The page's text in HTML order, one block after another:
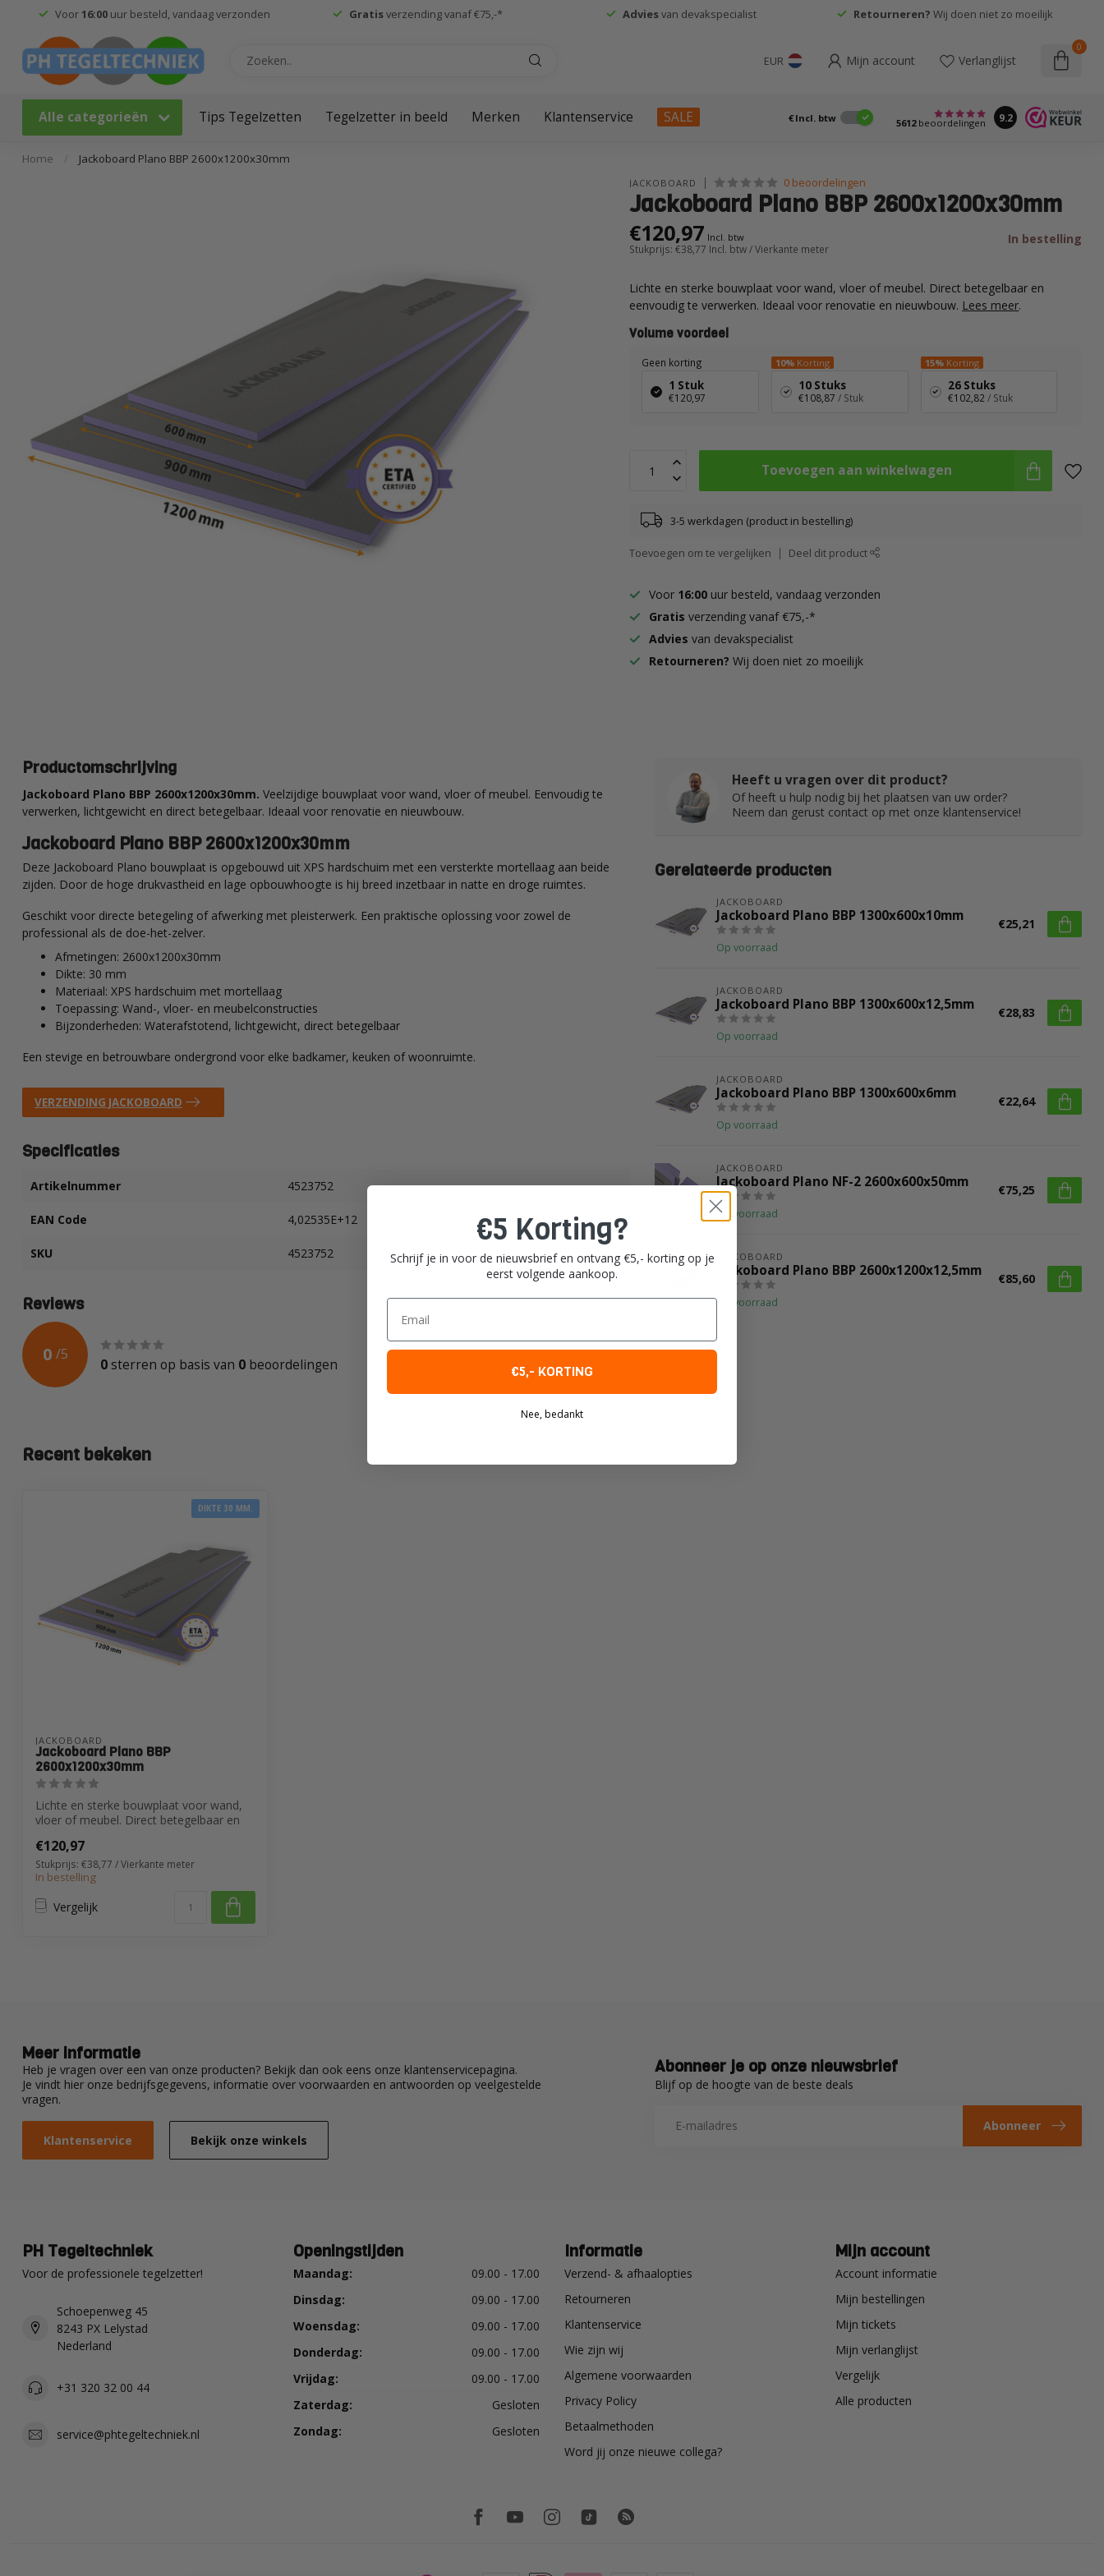
Voor16:00uur besteld, vandaag verzonden Gratisverzending vanaf €75,-* Adviesvan devakspecialist Retourneren? Wij doen niet zo moeilijk
EUR Mijn account Verlanglijst
0
Alle categorieën Tips Tegelzetten Tegelzetter in beeld Merken Klantenservice SALE € Incl. btw 5612beoordelingen 9.2
Home / Jackoboard Plano BBP 2600x1200x30mm
JACKOBOARD 0 beoordelingen
Jackoboard Plano BBP 2600x1200x30mm
€120,97 Incl. btw
Stukprijs: €38,77 Incl. btw/ Vierkante meter
In bestelling
Lichte en sterke bouwplaat voor wand, vloer of meubel. Direct betegelbaar en
eenvoudig te verwerken. Ideaal voor renovatie en nieuwbouw. Lees meer.
Volume voordeel
Geen korting
1 Stuk
€120,97
10% Korting
10 Stuks
€108,87 / Stuk
15%Korting
26 Stuks
€102,82/ Stuk
Toevoegen aan winkelwagen
3-5 werkdagen (product in bestelling)
Toevoegen om te vergelijken Deel dit product
Voor 16:00 uur besteld, vandaag verzonden
Gratis verzending vanaf €75,-*
Advies van devakspecialist
Retourneren?Wij doen niet zo moeilijk
Productomschrijving
Jackoboard Plano BBP 2600x1200x30mm. Veelzijdige bouwplaat voor wand, vloer of meubel. Eenvoudig te
verwerken, lichtgewicht en direct betegelbaar. Ideaal voor renovatie en nieuwbouw.
Jackoboard Plano BBP 2600x1200x30mm
Deze Jackoboard Plano bouwplaat is opgebouwd uit XPS hardschuim met een versterkte mortellaag aan beide
zijden. Door de hoge drukvastheid en lage opbouwhoogte is hij breed inzetbaar in natte en droge ruimtes.
Geschikt voor directe betegeling of afwerking met pleisterwerk. Een praktische oplossing voor zowel de
professional als de doe-het-zelver.
Afmetingen: 2600x1200x30mm
Dikte: 30 mm
Materiaal: XPS hardschuim met mortellaag
Toepassing: Wand-, vloer- en meubelconstructies
Bijzonderheden: Waterafstotend, lichtgewicht, direct betegelbaar
Een stevige en betrouwbare ondergrond voor elke badkamer, keuken of woonruimte.
VERZENDING JACKOBOARD
Specificaties
Artikelnummer 4523752
EAN Code 4,02535E+12
SKU 4523752
Reviews
0 /5
0 sterren op basis van 0 beoordelingen
Je beoordeling toevoegen
Heeft u vragen over dit product?
Of heeft u hulp nodig bij het plaatsen van uw order?
Neem dan gerust contact op met onze klantenservice!
Gerelateerde producten
JACKOBOARD
Jackoboard Plano BBP 1300x600x10mm
Op voorraad
€25,21
JACKOBOARD
Jackoboard Plano BBP 1300x600x12,5mm
Op voorraad
€28,83
JACKOBOARD
Jackoboard Plano BBP 1300x600x6mm
Op voorraad
€22,64
JACKOBOARD
Jackoboard Plano NF-2 2600x600x50mm
Op voorraad
€75,25
JACKOBOARD
Jackoboard Plano BBP 2600x1200x12,5mm
Op voorraad
€85,60
Recent bekeken
DIKTE 30 MM.
JACKOBOARD
Jackoboard Plano BBP
2600x1200x30mm
Lichte en sterke bouwplaat voor wand,
vloer of meubel. Direct betegelbaar en
€120,97
Stukprijs: €38,77 / Vierkante meter
In bestelling
Vergelijk
Meer informatie
Heb je vragen over een van onze producten? Bekijk dan ook eens onze klantenservicepagina.
Je vindt hier onze bedrijfsgegevens, informatie over voorwaarden en antwoorden op veelgestelde
vragen.
Klantenservice Bekijk onze winkels
Abonneer je op onze nieuwsbrief
Blijf op de hoogte van de beste deals
Abonneer
PH Tegeltechniek
Voor de professionele tegelzetter!
Schoepenweg 45
8243 PX Lelystad
Nederland
+31 320 32 00 44
service@phtegeltechniek.nl
Openingstijden
Maandag:
09.00 - 17.00
Dinsdag:
09.00 - 17.00
Woensdag:
09.00 - 17.00
Donderdag:
09.00 - 17.00
Vrijdag:
09.00 - 17.00
Zaterdag:
Gesloten
Zondag:
Gesloten
Informatie
Verzend- & afhaalopties
Retourneren
Klantenservice
Wie zijn wij
Algemene voorwaarden
Privacy Policy
Betaalmethoden
Word jij onze nieuwe collega?
Mijn account
Account informatie
Mijn bestellingen
Mijn tickets
Mijn verlanglijst
Vergelijk
Alle producten
€5 Korting?
Schrijf je in voor de nieuwsbrief en ontvang €5,- korting op je
eerst volgende aankoop.
Email
€5,- KORTING
Nee, bedankt